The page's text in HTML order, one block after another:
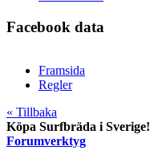
Facebook data
Framsida
Regler
« Tillbaka
Köpa Surfbräda i Sverige!
Forumverktyg